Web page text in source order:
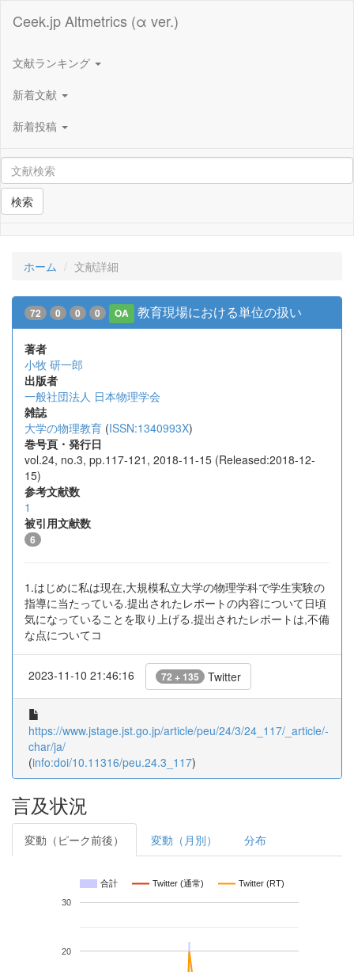
Ceek.jp Altmetrics (α ver.)
文献ランキング
新着文献
新着投稿
検索
ホーム 文献詳細
72 0 0 0 OA 教育現場における単位の扱い
著者
小牧 研一郎
出版者
一般社団法人 日本物理学会
雑誌
大学の物理教育 (ISSN:1340993X)
巻号頁・発行日
vol.24, no.3, pp.117-121, 2018-11-15 (Released:2018-12-
15)
参考文献数
1
被引用文献数
6
1.はじめに私は現在,大規模私立大学の物理学科で学生実験の
指導に当たっている.提出されたレポートの内容について日頃
気になっていることを取り上げる.提出されたレポートは,不備
な点についてコ
2023-11-10 21:46:16 72 + 135 Twitter
https://www.jstage.jst.go.jp/article/peu/24/3/24_117/_article/-
char/ja/
(info:doi/10.11316/peu.24.3_117)
言及状況
変動（ピーク前後） 変動（月別） 分布
合計 Twitter (通常) Twitter (RT)
20
30